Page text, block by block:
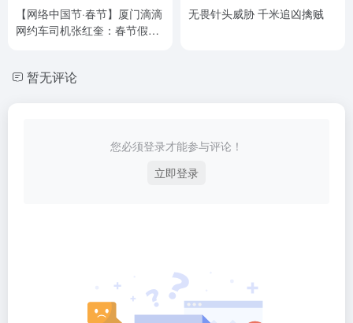
【网络中国节·春节】厦门滴滴
网约车司机张红奎：春节假期
无畏针头威胁 千米追凶擒贼
暂无评论
您必须登录才能参与评论！
立即登录